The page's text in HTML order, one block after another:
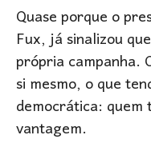
Quase porque o
Fux, já sinalizou
própria campanha.
si mesmo, o que
democrática:
vantagem.